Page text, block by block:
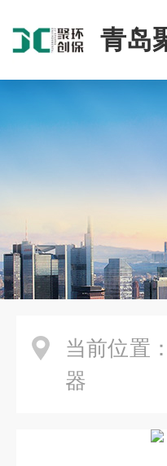
青岛
当前位置：
器